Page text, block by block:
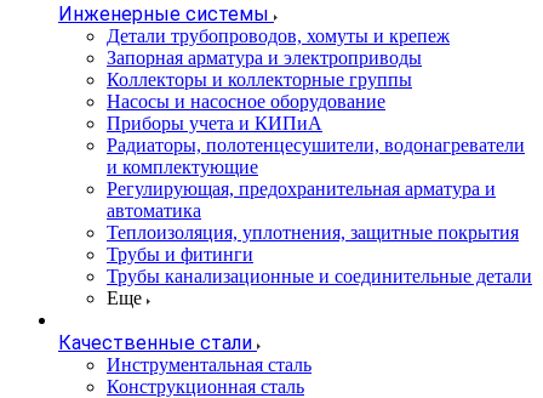
Инженерные системы
Детали трубопроводов, хомуты и крепеж
Запорная арматура и электроприводы
Коллекторы и коллекторные группы
Насосы и насосное оборудование
Приборы учета и КИПиА
Радиаторы, полотенцесушители, водонагреватели
и комплектующие
Регулирующая, предохранительная арматура и
автоматика
Теплоизоляция, уплотнения, защитные покрытия
Трубы и фитинги
Трубы канализационные и соединительные детали
Еще
Качественные стали
Инструментальная сталь
Конструкционная сталь